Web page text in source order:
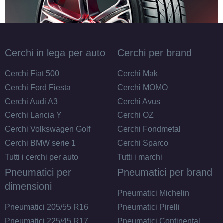
Cerchi in lega per auto
Cerchi Fiat 500
Cerchi Ford Fiesta
Cerchi Audi A3
Cerchi Lancia Y
Cerchi Volkswagen Golf
Cerchi BMW serie 1
Tutti i cerchi per auto
Cerchi per brand
Cerchi Mak
Cerchi MOMO
Cerchi Avus
Cerchi OZ
Cerchi Fondmetal
Cerchi Sparco
Tutti i marchi
Pneumatici per
dimensioni
Pneumatici 205/55 R16
Pneumatici 225/45 R17
Pneumatici per brand
Pneumatici Michelin
Pneumatici Pirelli
Pneumatici Continental